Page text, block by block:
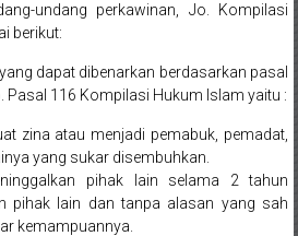
undang perkawinan, Jo. Kompilasi
berikut:
dapat dibenarkan berdasarkan pasal
Pasal 116 Kompilasi Hukum Islam yaitu :
zina atau menjadi pemabuk, pemadat,
yang sukar disembuhkan.
pihak lain selama 2 tahun
pihak lain dan tanpa alasan yang sah
kemampuannya.